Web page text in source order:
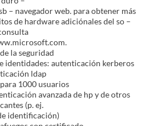
– navegador web. para obtener más
de hardware adiciónales del so –
la seguridad
identidades: autenticación kerberos
ldap
1000 usuarios
avanzada de hp y de otros
(p. ej.
identificación)